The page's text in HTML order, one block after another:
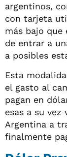
argentinos,
con tarjeta
más bajo que
de entrar a
a posibles
Esta
el gasto al
pagan en
esas a su vez
Argentina a
finalmente